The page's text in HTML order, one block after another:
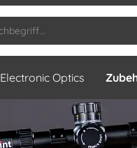
Electronic Optics